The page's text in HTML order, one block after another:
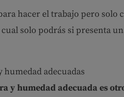
hacer el trabajo pero solo
solo podrás si presenta
adecuadas
y humedad adecuada es